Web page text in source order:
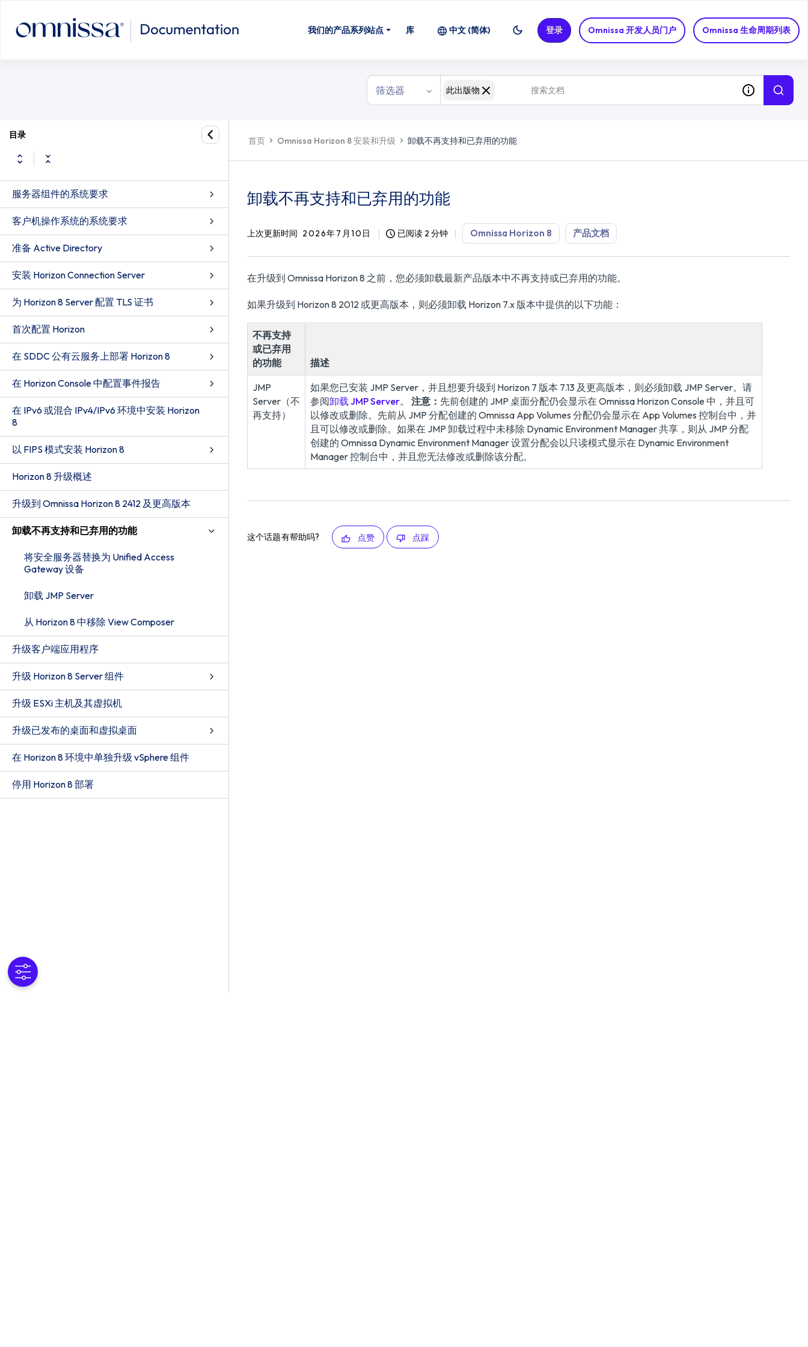
我们的产品系列站点 库 Omnissa 开发人员门户 Omnissa 生命周期列表
中文 (简体) 登录
筛选器 此出版物
卸载不再支持和已弃用的功能
目录
服务器组件的系统要求
客户机操作系统的系统要求
准备 Active Directory
安装 Horizon Connection Server
为 Horizon 8 Server 配置 TLS 证书
首次配置 Horizon
在 SDDC 公有云服务上部署 Horizon 8
在 Horizon Console 中配置事件报告
在 IPv6 或混合 IPv4/IPv6 环境中安装 Horizon
8
以 FIPS 模式安装 Horizon 8
Horizon 8 升级概述
升级到 Omnissa Horizon 8 2412 及更高版本
卸载不再支持和已弃用的功能
将安全服务器替换为 Unified Access
Gateway 设备
卸载 JMP Server
从 Horizon 8 中移除 View Composer
升级客户端应用程序
升级 Horizon 8 Server 组件
升级 ESXi 主机及其虚拟机
升级已发布的桌面和虚拟桌面
在 Horizon 8 环境中单独升级 vSphere 组件
停用 Horizon 8 部署
首页 Omnissa Horizon 8 安装和升级 卸载不再支持和已弃用的功能
卸载不再支持和已弃用的功能
上次更新时间 2026年7月10日 已阅读 2 分钟 Omnissa Horizon 8 产品文档
在升级到 Omnissa Horizon 8 之前，您必须卸载最新产品版本中不再支持或已弃用的功能。
如果升级到 Horizon 8 2012 或更高版本，则必须卸载 Horizon 7.x 版本中提供的以下功能：
不再支持
或已弃用
的功能
描述
JMP
Server（不
再支持）
如果您已安装 JMP Server，并且想要升级到 Horizon 7 版本 7.13 及更高版本，则必须卸载 JMP Server。请
参阅卸载 JMP Server。 注意： 先前创建的 JMP 桌面分配仍会显示在 Omnissa Horizon Console 中，并且可
以修改或删除。先前从 JMP 分配创建的 Omnissa App Volumes 分配仍会显示在 App Volumes 控制台中，并
且可以修改或删除。如果在 JMP 卸载过程中未移除 Dynamic Environment Manager 共享，则从 JMP 分配
创建的 Omnissa Dynamic Environment Manager 设置分配会以只读模式显示在 Dynamic Environment
Manager 控制台中，并且您无法修改或删除该分配。
这个话题有帮助吗? 点赞 点踩